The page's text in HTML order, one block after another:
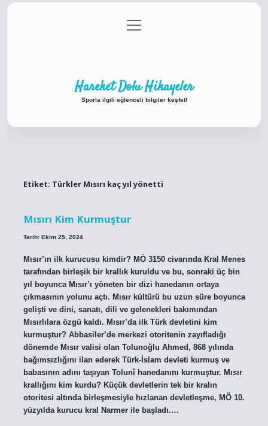
Gizlilik Politikası
menüyü
aç
Hareket Dolu Hikayeler
Sporla ilgili eğlenceli bilgiler keşfet!
Etiket: Türkler Mısırı kaç yıl yönetti
Mısırı Kim Kurmuştur
Tarih: Ekim 25, 2024
Mısır’ın ilk kurucusu kimdir? MÖ 3150 civarında Kral Menes
tarafından birleşik bir krallık kuruldu ve bu, sonraki üç bin
yıl boyunca Mısır’ı yöneten bir dizi hanedanın ortaya
çıkmasının yolunu açtı. Mısır kültürü bu uzun süre boyunca
gelişti ve dini, sanatı, dili ve gelenekleri bakımından
Mısırlılara özgü kaldı. Mısır’da ilk Türk devletini kim
kurmuştur? Abbasiler’de merkezi otoritenin zayıfladığı
dönemde Mısır valisi olan Tolunoğlu Ahmed, 868 yılında
bağımsızlığını ilan ederek Türk-İslam devleti kurmuş ve
babasının adını taşıyan Tolunî hanedanını kurmuştur. Mısır
krallığını kim kurdu? Küçük devletlerin tek bir kralın
otoritesi altında birleşmesiyle hızlanan devletleşme, MÖ 10.
yüzyılda kurucu kral Narmer ile başladı.…